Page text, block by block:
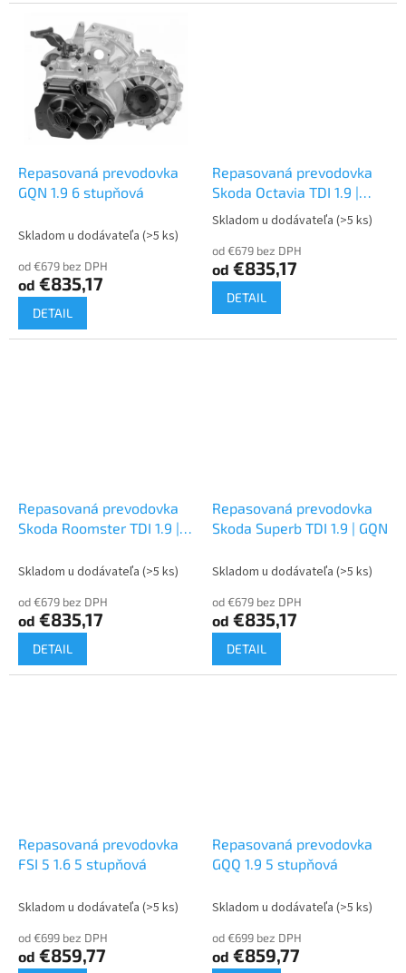
Repasovaná prevodovka
GQN 1.9 6 stupňová
Skladom u dodávateľa (>5 ks)
od €679 bez DPH
od €835,17
DETAIL
Repasovaná prevodovka
Skoda Octavia TDI 1.9 |
GQN
Priemerné
produktu
je
hviezdičiek.
Skladom u dodávateľa (>5 ks)
od €679 bez DPH
od €835,17
DETAIL
Repasovaná prevodovka
Skoda Roomster TDI 1.9 |
Skladom u dodávateľa (>5 ks)
od €679 bez DPH
od €835,17
DETAIL
Repasovaná prevodovka
Skoda Superb TDI 1.9 | GQN
Skladom u dodávateľa (>5 ks)
od €679 bez DPH
od €835,17
DETAIL
Repasovaná prevodovka
FSI 5 1.6 5 stupňová
Skladom u dodávateľa (>5 ks)
od €699 bez DPH
od €859,77
Repasovaná prevodovka
GQQ 1.9 5 stupňová
Skladom u dodávateľa (>5 ks)
od €699 bez DPH
od €859,77